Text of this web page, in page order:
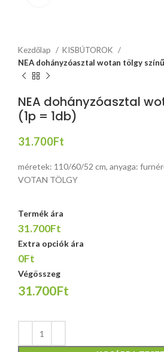
Kezdőlap
KISBÚTOROK
NEA dohányzóasztal wotan tölgy
NEA dohányzóasztal
(1p = 1db)
31.700Ft
méretek: 110/60/52 cm, anyaga:
VOTAN TÖLGY
Termék ára
31.700Ft
Extra opciók ára
0Ft
Végösszeg
31.700Ft